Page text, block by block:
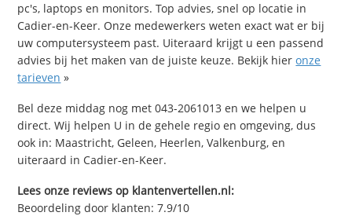
pc's, laptops en monitors. Top advies, snel op locatie in
Cadier-en-Keer. Onze medewerkers weten exact wat er bij
uw computersysteem past. Uiteraard krijgt u een passend
advies bij het maken van de juiste keuze. Bekijk hieronze
tarieven »
Bel deze middag nog met 043-2061013 en we helpen u
direct. Wij helpen U in de gehele regio en omgeving, dus
ook in: Maastricht, Geleen, Heerlen, Valkenburg, en
uiteraard in Cadier-en-Keer.
Lees onze reviews op klantenvertellen.nl:
Beoordeling door klanten:7.9/10